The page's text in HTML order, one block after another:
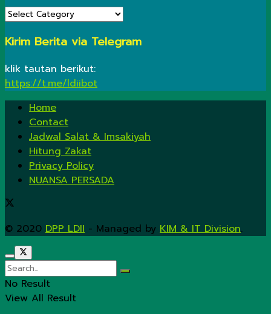
KATEGORI
Kirim Berita via Telegram
klik tautan berikut:
https://t.me/ldiibot
Home
Contact
Jadwal Salat & Imsakiyah
Hitung Zakat
Privacy Policy
NUANSA PERSADA
© 2020 DPP LDII - Managed by KIM & IT Division.
No Result
View All Result